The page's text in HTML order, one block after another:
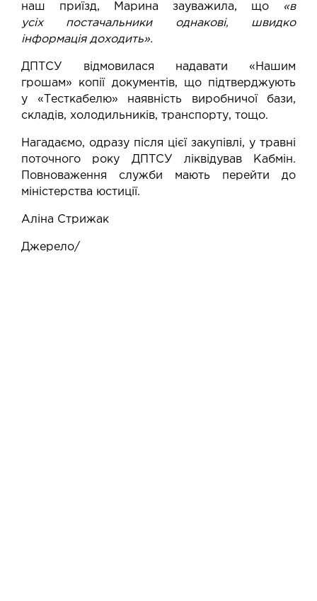
наш приїзд, Марина зауважила, що
«в
усіх постачальники однакові, швидко
інформація доходить».
ДПТСУ відмовилася надавати «Нашим
грошам» копії документів, що підтверджують
у «Тесткабелю» наявність виробничої бази,
складів, холодильників, транспорту, тощо.
Нагадаємо, одразу після цієї закупівлі, у травні
поточного року ДПТСУ ліквідував Кабмін.
Повноваження служби мають перейти до
міністерства юстиції.
Аліна Стрижак
Джерело/